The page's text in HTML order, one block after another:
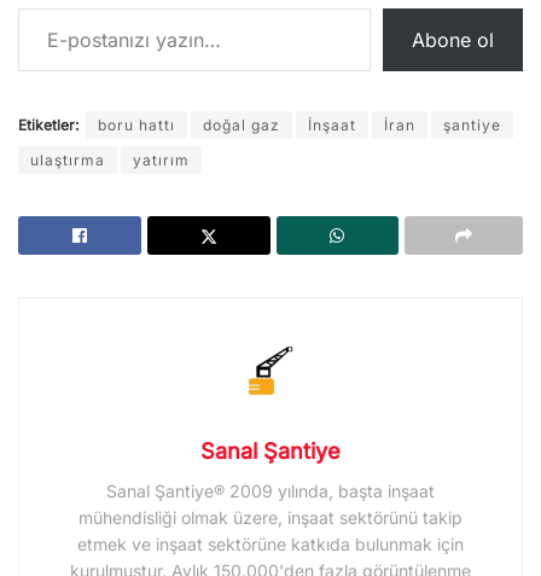
E-postanızı yazın…
Abone ol
Etiketler: boru hattı doğal gaz İnşaat İran
şantiye
ulaştırma
yatırım
Sanal Şantiye
Sanal Şantiye® 2009 yılında, başta inşaat
mühendisliği olmak üzere, inşaat sektörünü takip
etmek ve inşaat sektörüne katkıda bulunmak için
kurulmuştur. Aylık 150.000'den fazla görüntülenme